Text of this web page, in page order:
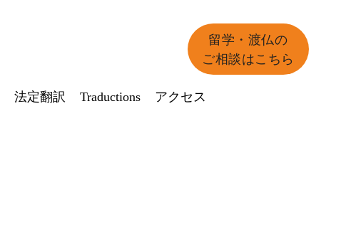
留学・渡仏の
ご相談はこちら
法定翻訳 Traductions アクセス